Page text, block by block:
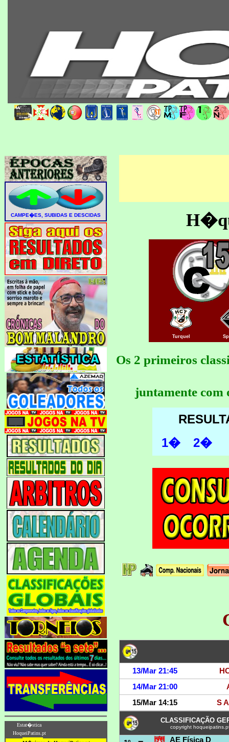
Turquel
Os 2 primeiros
juntamente com
1�
2�